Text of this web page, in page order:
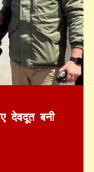
देवदूत बनी